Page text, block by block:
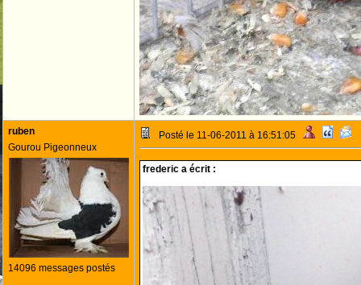
ruben
Gourou Pigeonneux
14096 messages postés
Posté le 11-06-2011 à 16:51:05
frederic a écrit :